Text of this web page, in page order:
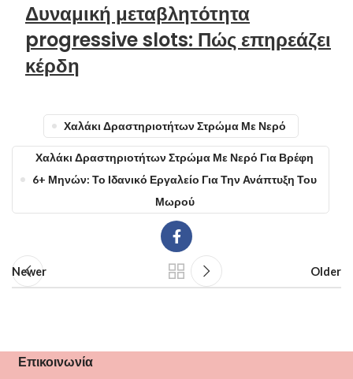
Δυναμική μεταβλητότητα
progressive slots: Πώς επηρεάζει
κέρδη
Χαλάκι Δραστηριοτήτων Στρώμα Με Νερό
Χαλάκι Δραστηριοτήτων Στρώμα Με Νερό Για Βρέφη
6+ Μηνών: Το Ιδανικό Εργαλείο Για Την Ανάπτυξη Του
Μωρού
Newer Older
Επικοινωνία